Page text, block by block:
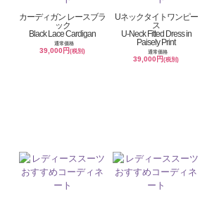
カーディガン レースブラ
ック
Black Lace Cardigan
通常価格
39,000円(税別)
Uネックタイトワンピー
ス
U-Neck Fitted Dress in
Paisely Print
通常価格
39,000円(税別)